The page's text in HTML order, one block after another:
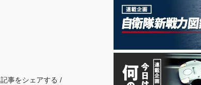
記事をシェアする /